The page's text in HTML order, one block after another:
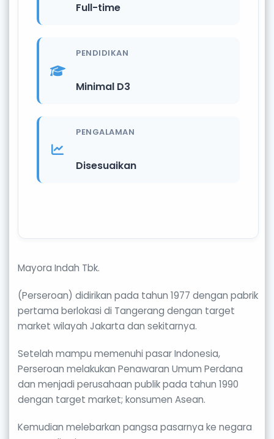
Full-time
PENDIDIKAN
Minimal D3
PENGALAMAN
Disesuaikan
Mayora Indah Tbk.
(Perseroan) didirikan pada tahun 1977 dengan pabrik
pertama berlokasi di Tangerang dengan target
market wilayah Jakarta dan sekitarnya.
Setelah mampu memenuhi pasar Indonesia,
Perseroan melakukan Penawaran Umum Perdana
dan menjadi perusahaan publik pada tahun 1990
dengan target market; konsumen Asean.
Kemudian melebarkan pangsa pasarnya ke negara